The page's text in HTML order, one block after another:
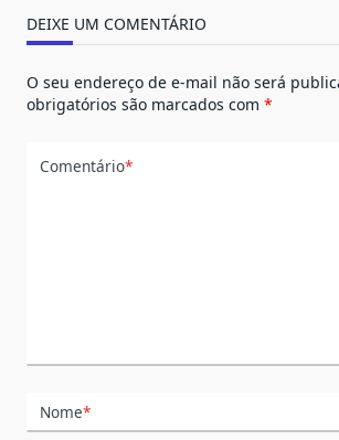
DEIXE UM COMENTÁRIO
O seu endereço de e-mail não será
obrigatórios são marcados com *
Comentário*
Nome*